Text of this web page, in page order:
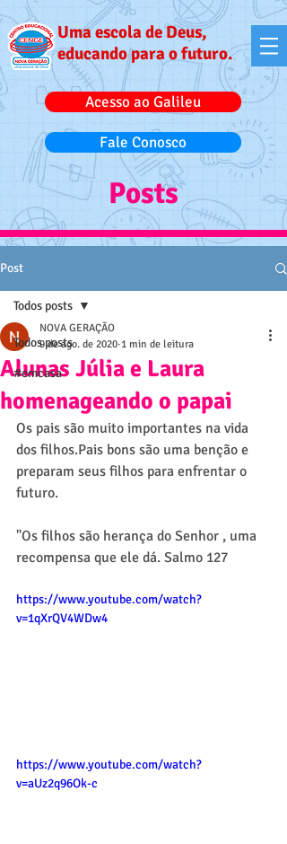
Uma escola de Deus,
educando para o futuro.
Acesso ao Galileu
Fale Conosco
Posts
Post
Todos posts
#emcasa
Todos posts
Alunas Júlia e Laura
homenageando o papai
NOVA GERAÇÃO
9 de ago. de 2020 1 min de leitura
Os pais são muito importantes na vida
dos filhos.Pais bons são uma benção e
preparam seus filhos para enfrentar o
futuro.
"Os filhos são herança do Senhor , uma
recompensa que ele dá. Salmo 127
https://www.youtube.com/watch?
v=1qXrQV4WDw4
https://www.youtube.com/watch?
v=aUz2q96Ok-c